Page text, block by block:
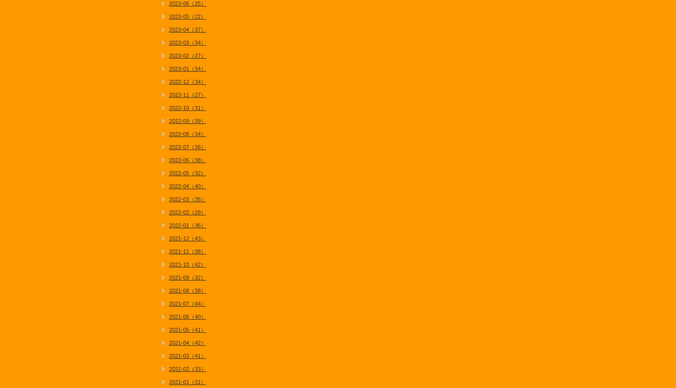
2023-06（25）
2023-05（22）
2023-04（37）
2023-03（34）
2023-02（27）
2023-01（34）
2022-12（34）
2022-11（27）
2022-10（31）
2022-09（39）
2022-08（34）
2022-07（36）
2022-06（38）
2022-05（32）
2022-04（40）
2022-03（35）
2022-02（29）
2022-01（36）
2021-12（43）
2021-11（38）
2021-10（42）
2021-09（32）
2021-08（38）
2021-07（44）
2021-06（40）
2021-05（41）
2021-04（42）
2021-03（41）
2021-02（33）
2021-01（31）